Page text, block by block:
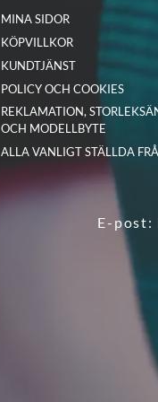
MINA SIDOR
KÖPVILLKOR
KUNDTJÄNST
POLICY OCH COOKIES
REKLAMATION,
OCH MODELLBYTE
ALLA VANLIGT STÄLLDA
E-post: